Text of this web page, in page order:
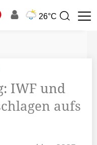
26°C
Suchbegriff
IWF und
aufs